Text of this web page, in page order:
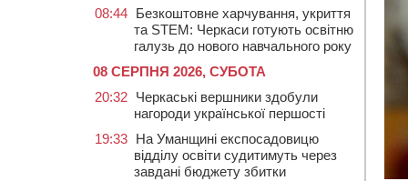
08:44 Безкоштовне харчування, укриття
та STEM: Черкаси готують освітню
галузь до нового навчального року
08 СЕРПНЯ 2026, СУБОТА
20:32 Черкаські вершники здобули
нагороди української першості
19:33 На Уманщині експосадовицю
відділу освіти судитимуть через
завдані бюджету збитки